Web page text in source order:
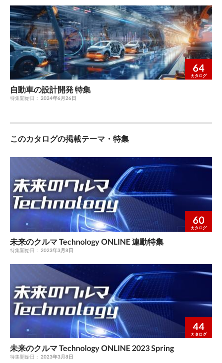
HCS12 CISC 256KB Flash 2.5V/5V Automotive 144-Pin LQFP T/R
LQFP144 Yes Yes S9S08DZ48F2MLH NXP Microcontroller, 8-Bit,
HC08/S08 CPU, 48KB Flash, 40MHz, -40/+125degC, Au-
tomotive Qualified, QFP 64 LQFP64 Yes Yes
S9S08DZ16F2VLF557 NXP Microcontroller, 8-Bit, HC08/S08
CPU HCS08 CPU, FLASH, 40 Mhz SOT313 Yes Yes
SPC5777MK0MVU8 NXP MPC5777M Microcontroller Power
Architecture based MCU BGA416 Yes Yes
64
カタログ
自動車の設計開発 特集
特集開始日： 2024年6月26日
このカタログの掲載テーマ・特集
60
カタログ
未来のクルマ Technology ONLINE 連動特集
特集開始日： 2023年3月8日
44
カタログ
未来のクルマ Technology ONLINE 2023 Spring
特集開始日： 2023年3月8日